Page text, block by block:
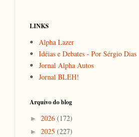
LINKS
Alpha Lazer
Idéias e Debates - Por Sérgio Dias
Jornal Alpha Autos
Jornal BLEH!
Arquivo do blog
► 2026 (172)
► 2025 (227)